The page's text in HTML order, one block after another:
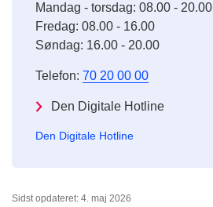
Mandag - torsdag: 08.00 - 20.00
Fredag: 08.00 - 16.00
Søndag: 16.00 - 20.00
Telefon: 70 20 00 00
Den Digitale Hotline
Den Digitale Hotline
Sidst opdateret: 4. maj 2026